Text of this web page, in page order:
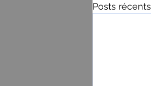
Posts récents